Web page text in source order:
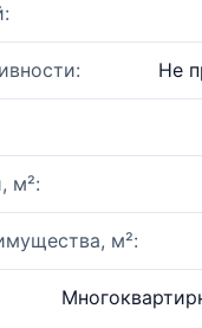
Не
м²:
м²: